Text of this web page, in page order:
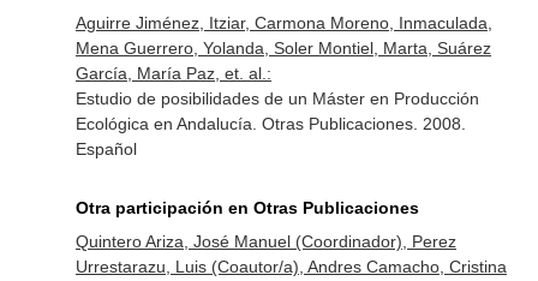
Aguirre Jiménez, Itziar, Carmona Moreno, Inmaculada,
Mena Guerrero, Yolanda, Soler Montiel, Marta, Suárez
García, María Paz, et. al.:
Estudio de posibilidades de un Máster en Producción
Ecológica en Andalucía. Otras Publicaciones. 2008.
Español
Otra participación en Otras Publicaciones
Quintero Ariza, José Manuel (Coordinador), Perez
Urrestarazu, Luis (Coautor/a), Andres Camacho, Cristina